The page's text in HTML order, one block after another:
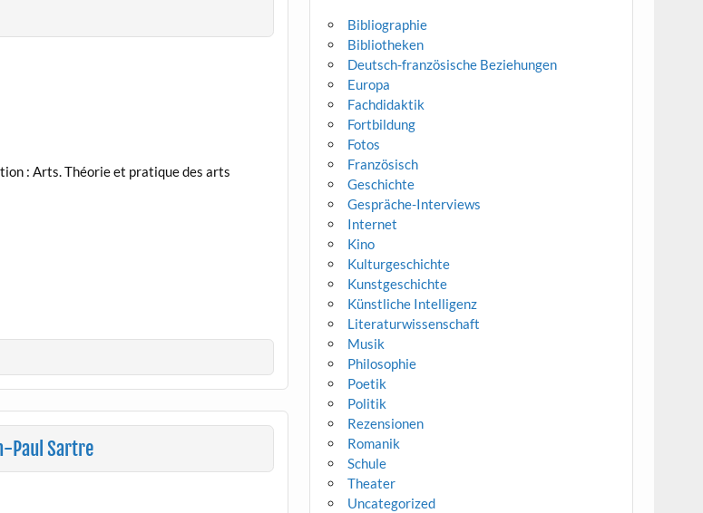
: Arts. Théorie et pratique des arts
Paul Sartre
Bibliographie
Bibliotheken
Deutsch-französische Beziehungen
Europa
Fachdidaktik
Fortbildung
Fotos
Französisch
Geschichte
Gespräche-Interviews
Internet
Kino
Kulturgeschichte
Kunstgeschichte
Künstliche Intelligenz
Literaturwissenschaft
Musik
Philosophie
Poetik
Politik
Rezensionen
Romanik
Schule
Theater
Uncategorized